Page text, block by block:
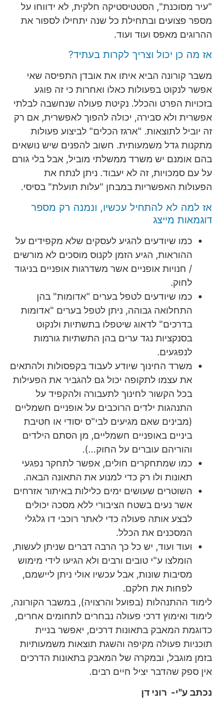
"עיר מסוכנת", הסטטיסטיקה חלקית, לא ידווחו על
מספר פצועים ובתחילת כל שנה יתחילו לספור את
ההרוגים מאפס ועוד ועוד.
אז מה כן יכול וצריך לקרות בעתיד?
משבר קורונה הביא איתו את אובדן התפיסה שאי
אפשר לנקוט בפעולות כאלו ואחרות כי זה פוגע
בזכויות הפרט והכלל. נקיטת פעולה שנחשבה לבלתי
אפשרית ולא סבירה, יכולה להפוך לאפשרית, אם רק
זה יוביל לתוצאות. "ארגז הכלים" לביצוע פעולות
מתקנות גדל משמעותית. חשוב להפנים שיש נושאים
בהם אומנם יש משרד ממשלתי מוביל, אבל בלי גורם
על עם סמכויות, זה לא יעבוד. ניתן לנתח את
הפעולות האפשריות במבחן "עלות תועלת" בסיסי.
אז למה לא להתחיל עכשיו, ונמנה רק מספר
דוגמאות מייצג
כמו שיודעים להגיע לעסקים שלא מקפידים על
ההוראות, הגיע הזמן לקנוס מוסכים לא מורשים
/ חנויות אופניים אשר משדרגות אופניים בניגוד
לחוק.
כמו שיודעים לטפל בערים "אדומות" בהן
התחלואה גבוהה, ניתן לטפל בערים "אדומות
בדרכים" לדאוג שיטפלו בתשתיות ולנקוט
בסנקציות נגד ערים בהן התשתיות גורמות
לנפגעים.
משרד החינוך שיודע לעבוד בקפסולות ולהתאים
את עצמו לתקופה יכול גם להגביר את הפעילות
בכל הקשור לחינוך לתעבורה ולהקפיד על
התנהגות ילדים הרוכבים על אופניים חשמליים
(מבינים שאם מגיעים לבי"ס יסודי או חטיבת
ביניים באופניים חשמליים, מן הסתם הילדים
והוריהם עוברים על החוק…).
כמו שמתחקרים חולים, אפשר לתחקר נפגעי
תאונות ולו רק כדי למנוע את התאונה הבאה.
השוטרים שעושים ימים כלילות באיתור אזרחים
אשר נעים בשטח הציבורי ללא מסכה יכולים
לבצע אותה פעולה כדי לאתר רוכבי דו גלגלי
המסכנים את הכלל.
ועוד ועוד, יש כל כך הרבה דברים שניתן לעשות,
הומלצו ע"י טובים ורבים ולא הגיעו לידי מימוש
מסיבות שונות, אבל עכשיו אולי ניתן ליישמם,
לפחות את חלקם.
לימוד ההתנהלות (בפועל והרצויה), במשבר הקורונה,
לימוד ואימוץ דרכי פעולה נבחרים לתחומים אחרים,
כדוגמת המאבק בתאונות דרכים, יאפשר בניית
תוכניות פעולה מקיפה והשגת תוצאות משמעותיות
בזמן מוגבל, ובמקרה של המאבק בתאונות הדרכים
אין ספק שהדבר יציל חיים רבים.
נכתב ע"י- רוני דן